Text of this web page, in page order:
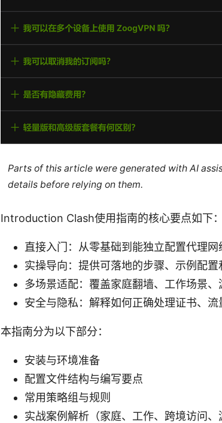
Parts of this article were generated with AI
details before relying on them.
Introduction Clash使用指南的核心要点如下：
直接入门：从零基础到能独立配置代理网
实操导向：提供可落地的步骤、示例配置
多场景适配：覆盖家庭翻墙、工作场景、
安全与隐私：解释如何正确处理证书、流
本指南分为以下部分：
安装与环境准备
配置文件结构与编写要点
常用策略组与规则
实战案例解析（家庭、工作、跨境访问、